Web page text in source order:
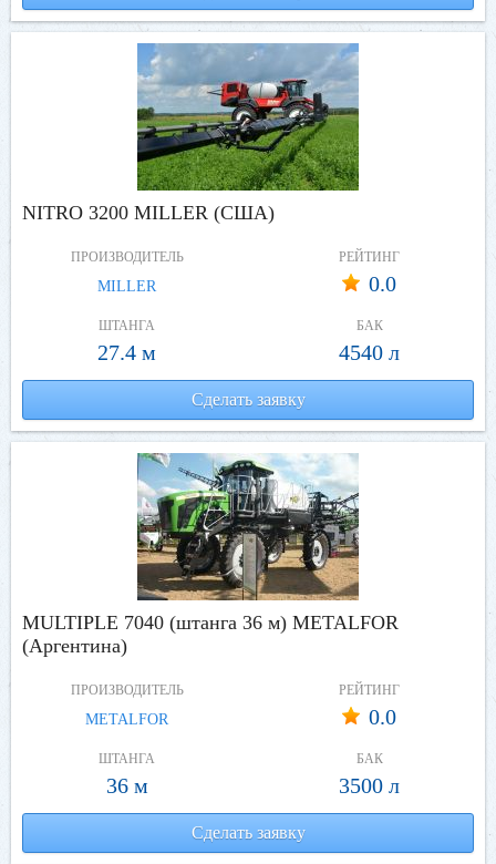
NITRO 3200 MILLER (США)
ПРОИЗВОДИТЕЛЬ
MILLER
РЕЙТИНГ
0.0
ШТАНГА
27.4 м
БАК
4540 л
Сделать заявку
MULTIPLE 7040 (штанга 36 м) METALFOR
(Аргентина)
ПРОИЗВОДИТЕЛЬ
METALFOR
РЕЙТИНГ
0.0
ШТАНГА
36 м
БАК
3500 л
Сделать заявку